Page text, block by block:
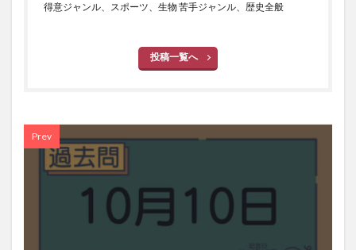
得意ジャンル、スポーツ、生物 苦手ジャンル、歴史全般
投稿一覧へ
Prev